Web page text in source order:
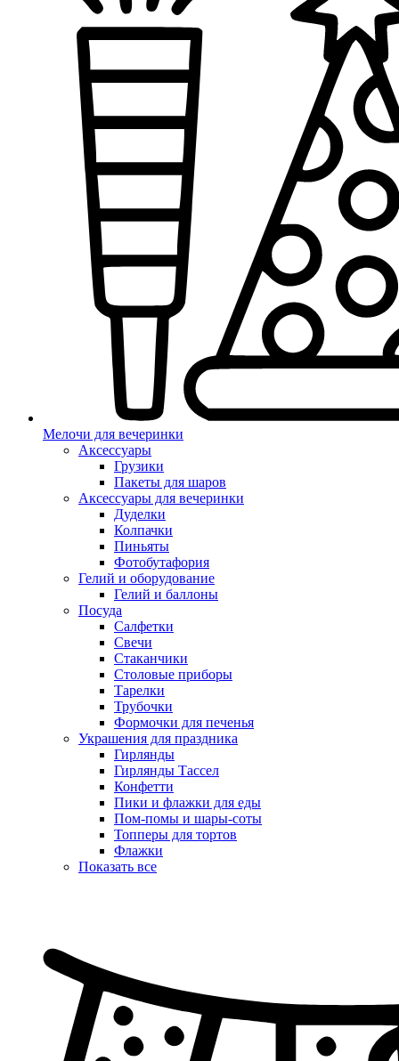
Мелочи для вечеринки
Аксессуары
Грузики
Пакеты для шаров
Аксессуары для вечеринки
Дуделки
Колпачки
Пиньяты
Фотобутафория
Гелий и оборудование
Гелий и баллоны
Посуда
Салфетки
Свечи
Стаканчики
Столовые приборы
Тарелки
Трубочки
Формочки для печенья
Украшения для праздника
Гирлянды
Гирлянды Тассел
Конфетти
Пики и флажки для еды
Пом-помы и шары-соты
Топперы для тортов
Флажки
Показать все